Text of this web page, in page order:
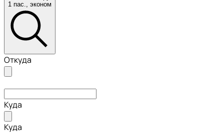
1 пас., эконом
Откуда
Куда
Куда